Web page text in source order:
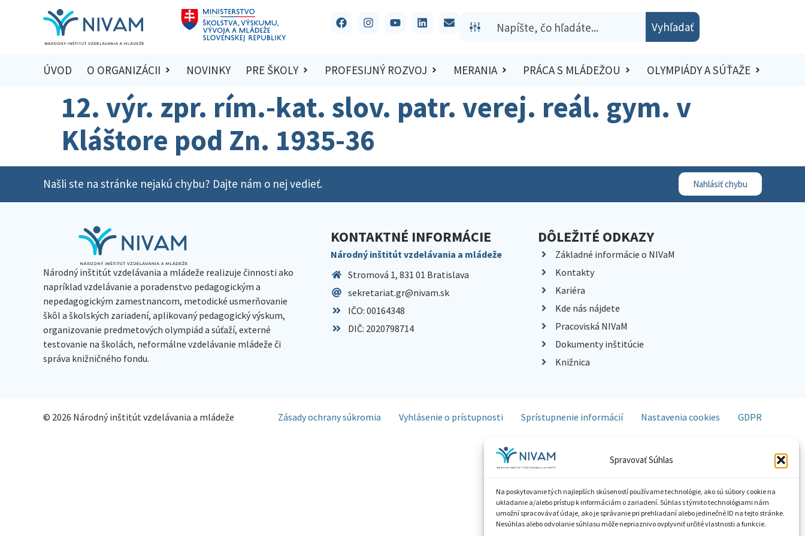
Spravovať Súhlas
Na poskytovanie tých najlepších skúseností používame technológie, ako sú súbory cookie na
ukladanie a/alebo prístup k informáciám o zariadení. Súhlas s týmito technológiami nám
umožní spracovávať údaje, ako je správanie pri prehliadaní alebo jedinečné ID na tejto stránke.
Nesúhlas alebo odvolanie súhlasu môže nepriaznivo ovplyvniť určité vlastnosti a funkcie.
Vyhľadať
ÚVOD O ORGANIZÁCII NOVINKY PRE ŠKOLY PROFESIJNÝ ROZVOJ MERANIA PRÁCA S MLÁDEŽOU OLYMPIÁDY A SÚŤAŽE
12. výr. zpr. rím.-kat. slov. patr. verej. reál. gym. v
Kláštore pod Zn. 1935-36
Našli ste na stránke nejakú chybu? Dajte nám o nej vedieť. Nahlásiť chybu
Národný inštitút vzdelávania a mládeže realizuje činnosti ako
napríklad vzdelávanie a poradenstvo pedagogickým a
nepedagogickým zamestnancom, metodické usmerňovanie
škôl a školských zariadení, aplikovaný pedagogický výskum,
organizovanie predmetových olympiád a súťaží, externé
testovanie na školách, neformálne vzdelávanie mládeže či
správa knižničného fondu.
KONTAKTNÉ INFORMÁCIE
Národný inštitút vzdelávania a mládeže
Stromová 1, 831 01 Bratislava
sekretariat.gr@nivam.sk
IČO: 00164348
DIČ: 2020798714
DÔLEŽITÉ ODKAZY
Základné informácie o NIVaM
Kontakty
Kariéra
Kde nás nájdete
Pracoviská NIVaM
Dokumenty inštitúcie
Knižnica
© 2026 Národný inštitút vzdelávania a mládeže Zásady ochrany súkromia Vyhlásenie o prístupnosti Sprístupnenie informácií Nastavenia cookies GDPR